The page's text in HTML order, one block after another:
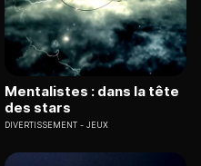
Mentalistes : dans la tête
des stars
DIVERTISSEMENT JEUX